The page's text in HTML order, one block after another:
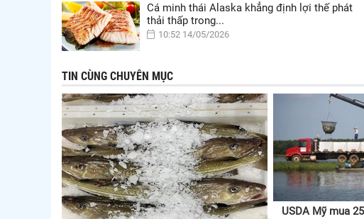
Cá minh thái Alaska khẳng định lợi thế phát
thải thấp trong...
10:52 14/05/2026
TIN CÙNG CHUYÊN MỤC
USDA Mỹ mua